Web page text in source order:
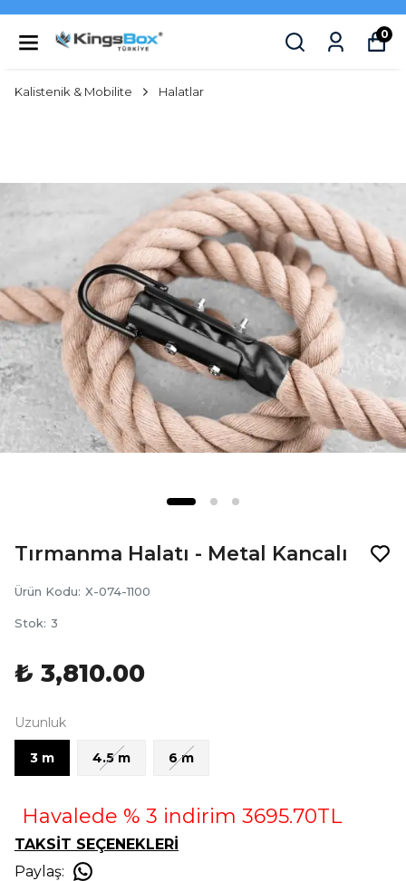
0
Kalistenik & Mobilite Halatlar
Tırmanma Halatı - Metal Kancalı
Ürün Kodu: X-074-1100
Stok: 3
₺ 3,810.00
Uzunluk
3 m 4.5 m 6 m
Havalede % 3 indirim 3695.70TL
TAKSİT SEÇENEKLERİ
Paylaş: